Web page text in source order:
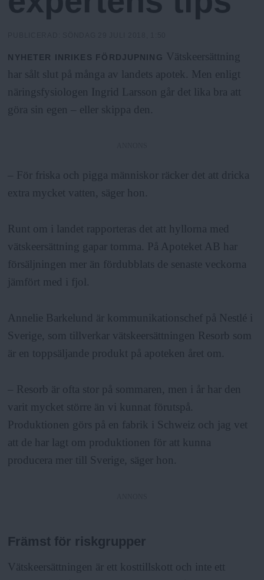
h
o
l
m
F
i
a
NYHETER INRIKES FÖRDJUPNING Vätskeersättning
har sålt slut på många av landets apotek. Men enligt
näringsfysiologen Ingrid Larsson går det lika bra att
göra sin egen – eller skippa den.
– För friska och pigga människor räcker det att dricka
extra mycket vatten, säger hon.
Runt om i landet rapporteras det att hyllorna med
vätskeersättning gapar tomma. På Apoteket AB har
försäljningen mer än fördubblats de senaste veckorna
jämfört med i fjol.
Annelie Barkelund är kommunikationschef på Nestlé i
Sverige, som tillverkar vätskeersättningen Resorb som
är en toppsäljande produkt på apoteken året om.
– Resorb är ofta stor på sommaren, men i år har den
varit mycket större än vi kunnat förutspå.
Produktionen görs på en fabrik i Schweiz och jag vet
att de har lagt om produktionen för att kunna
producera mer till Sverige, säger hon.
Främst för riskgrupper
Vätskeersättningen är ett kosttillskott och inte ett